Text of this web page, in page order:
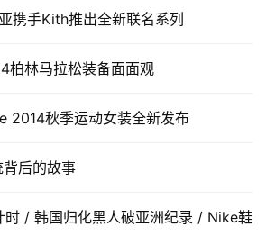
携手Kith推出全新联名系列
柏林马拉松装备面面观
2014秋季运动女装全新发布
后的故事
时 / 韩国归化黑人破亚洲纪录 / Nike鞋